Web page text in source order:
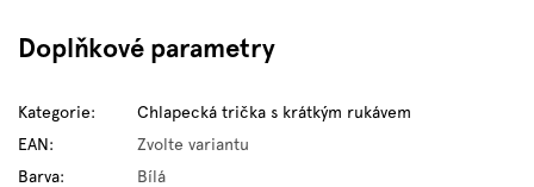
Doplňkové parametry
Kategorie:
Chlapecká trička s krátkým rukávem
EAN:
Zvolte variantu
Barva:
Bílá